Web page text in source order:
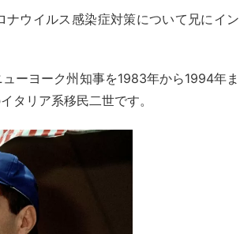
ウイルス感染症対策について兄にイン
ーヨーク州知事を1983年から1994年ま
タリア系移民二世です。